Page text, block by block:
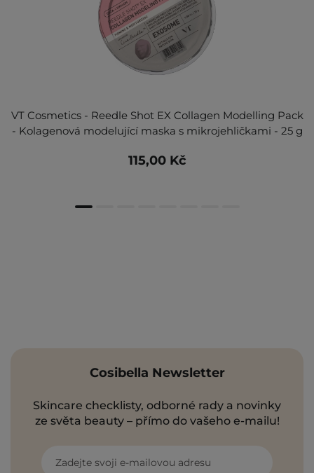
VT Cosmetics - Reedle Shot EX Collagen Modelling Pack
- Kolagenová modelující maska s mikrojehličkami - 25 g
115,00 Kč
Cosibella Newsletter
Skincare checklisty, odborné rady a novinky
ze světa beauty – přímo do vašeho e-mailu!
Zadejte svoji e-mailovou adresu